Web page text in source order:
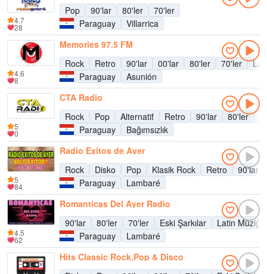
Pop
90'lar 80'ler
70'ler
Paraguay
Villarrica
4.7
28
Memories 97.5 FM
Rock
Retro 90'lar 00'lar 80'ler 70'ler
Paraguay
Asunión
4.6
8
CTA Radio
Rock
Pop Alternatif Retro 90'lar 80'ler
Paraguay
Bağımsızlık
5
0
Radio Exitos de Ayer
Rock
Disko Pop Klasik Rock Retro
90'lar
Paraguay
Lambaré
5
84
Romanticas Del Ayer Radio
90'lar
80'ler 70'ler Eski Şarkılar
Latin Müziği
Paraguay
Lambaré
4.5
62
Hits Classic Rock,Pop & Disco